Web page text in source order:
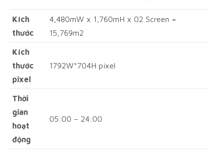
Kích
thước
4,480mW x 1,760mH x 02 Screen =
15,769m2
Kích
thước
pixel
1792W*704H pixel
Thời
gian
hoạt
động
05:00 – 24:00